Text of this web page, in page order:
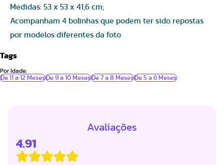
Medidas: 53 x 53 x 41,6 cm;
Acompanham 4 bolinhas que podem ter sido repostas
por modelos diferentes da foto
Tags
Por Idade:
De 11 a 12 MesesDe 9 a 10 MesesDe 7 a 8 MesesDe 5 a 6 Meses
Avaliações
4.91